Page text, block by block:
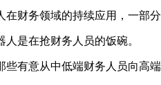
在财务领域的持续应用，一部
是在抢财务人员的饭碗。
些有意从中低端财务人员向高